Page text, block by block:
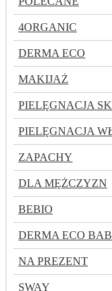
4ORGANIC
DERMA ECO
MAKIJAŻ
PIELĘGNACJA
PIELĘGNACJA
ZAPACHY
DLA MĘŻCZYZN
BEBIO
DERMA ECO
NA PREZENT
SWAY